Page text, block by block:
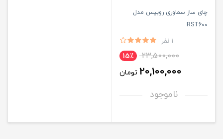
چای ساز سماوری روبیس مدل
RST600
1 نفر
23,500,000 15٪
20,100,000 تومان
ناموجود